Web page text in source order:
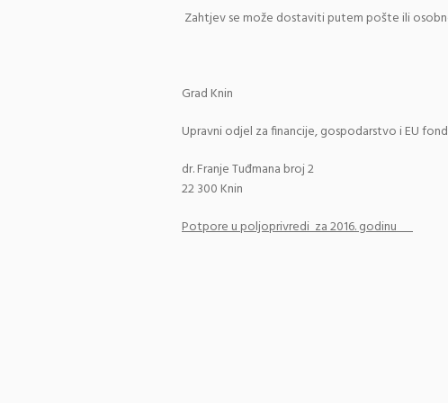
Zahtjev se može dostaviti putem pošte ili
Grad Knin
Upravni odjel za financije, gospodarstvo i EU
dr. Franje Tuđmana broj 2
22 300 Knin
Potpore u poljoprivredi za 2016. godinu